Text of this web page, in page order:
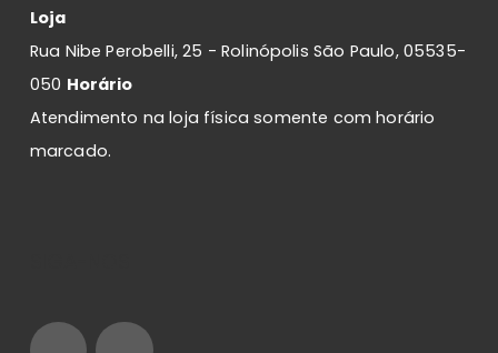
Loja
Rua Nibe Perobelli, 25 - Rolinópolis São Paulo, 05535-
050 Horário
Atendimento na loja física somente com horário
marcado.